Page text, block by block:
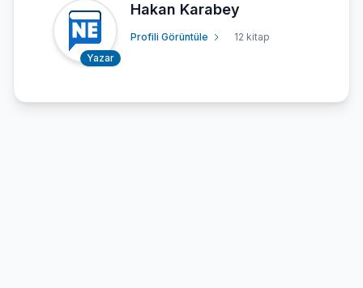
Yazar
Hakan Karabey
Profili Görüntüle 12 kitap